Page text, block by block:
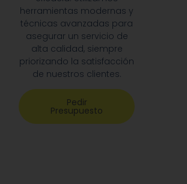
herramientas modernas y
técnicas avanzadas para
asegurar un servicio de
alta calidad, siempre
priorizando la satisfacción
de nuestros clientes.
Pedir
Presupuesto